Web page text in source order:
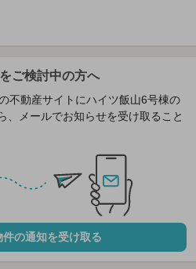
ご検討中の方へ
不動産サイトにハイツ飯山6号棟の
、メールでお知らせを受け取ること
件の通知を受け取る